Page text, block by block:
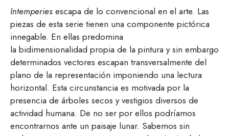
Intemperies escapa de lo convencional en el arte. Las
piezas de esta serie tienen una componente pictórica
innegable. En ellas predomina
la bidimensionalidad propia de la pintura y sin embargo
determinados vectores escapan transversalmente del
plano de la representación imponiendo una lectura
horizontal. Esta circunstancia es motivada por la
presencia de árboles secos y vestigios diversos de
actividad humana. De no ser por ellos podríamos
encontrarnos ante un paisaje lunar. Sabemos sin